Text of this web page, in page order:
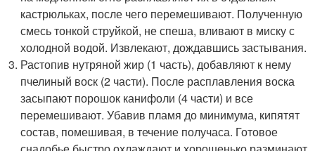
кастрюльках, после чего перемешивают. Полученную
смесь тонкой струйкой, не спеша, вливают в миску с
холодной водой. Извлекают, дождавшись застывания.
Растопив нутряной жир (1 часть), добавляют к нему
пчелиный воск (2 части). После расплавления воска
засыпают порошок канифоли (4 части) и все
перемешивают. Убавив пламя до минимума, кипятят
состав, помешивая, в течение получаса. Готовое